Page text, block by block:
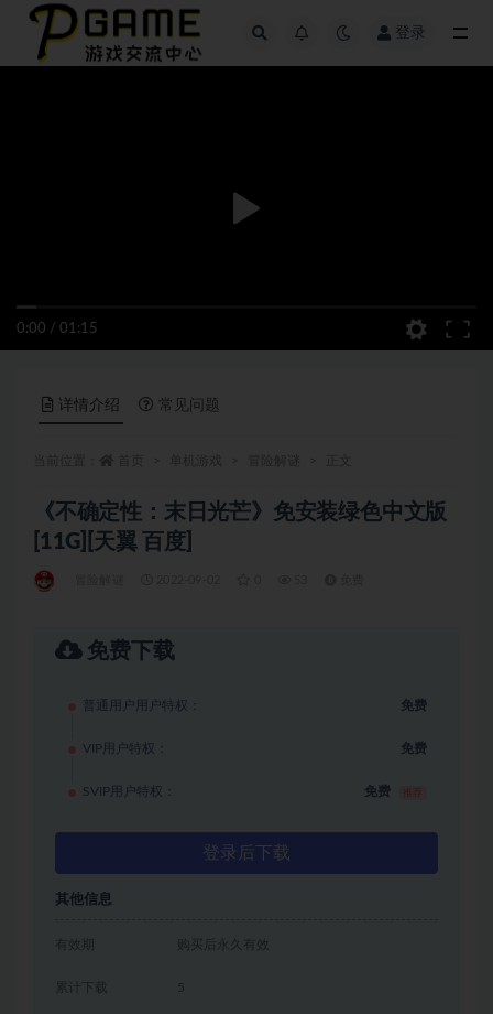
登录
0:00 / 01:15
详情介绍 常见问题
《不确定性：末日光芒》免安装绿色中文版
[11G][天翼 百度]
免费下载
普通用户用户特权： 免费
VIP用户特权： 免费
SVIP用户特权： 免费
登录后下载
其他信息
有效期 购买后永久有效
累计下载 5
全部